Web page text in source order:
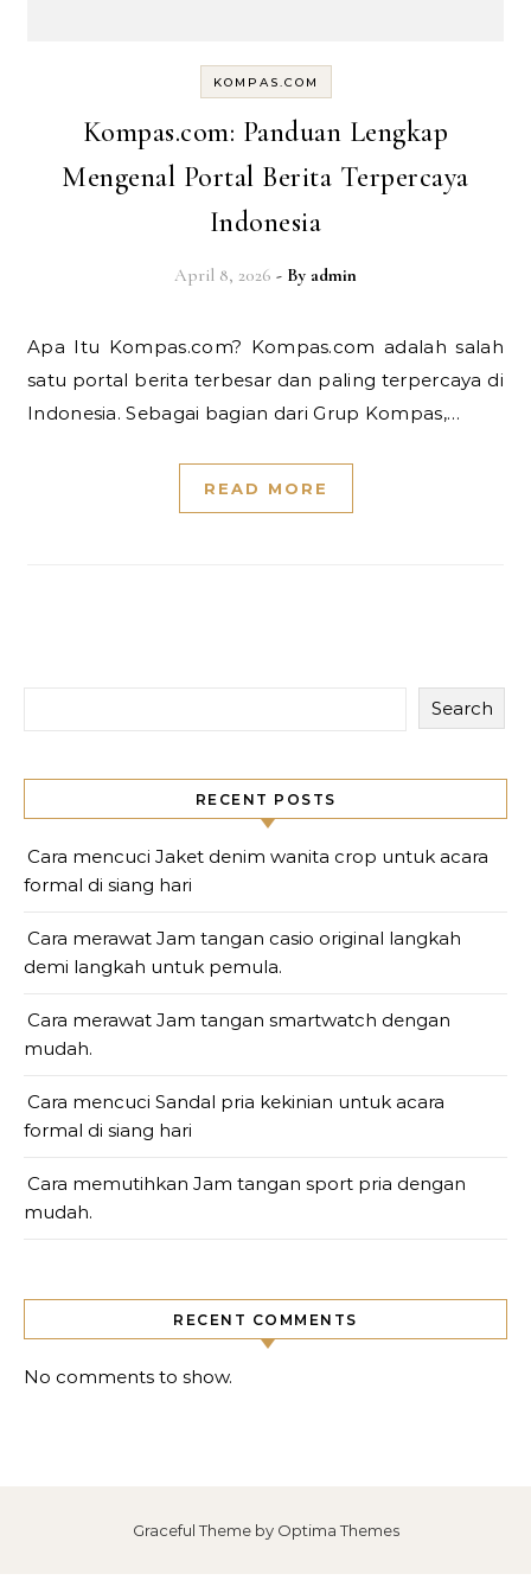
KOMPAS.COM
Kompas.com: Panduan Lengkap
Mengenal Portal Berita Terpercaya
Indonesia
April 8, 2026 - By admin
Apa Itu Kompas.com? Kompas.com adalah salah
satu portal berita terbesar dan paling terpercaya di
Indonesia. Sebagai bagian dari Grup Kompas,…
READ MORE
Search
RECENT POSTS
Cara mencuci Jaket denim wanita crop untuk acara
formal di siang hari
Cara merawat Jam tangan casio original langkah
demi langkah untuk pemula.
Cara merawat Jam tangan smartwatch dengan
mudah.
Cara mencuci Sandal pria kekinian untuk acara
formal di siang hari
Cara memutihkan Jam tangan sport pria dengan
mudah.
RECENT COMMENTS
No comments to show.
Graceful Theme by Optima Themes